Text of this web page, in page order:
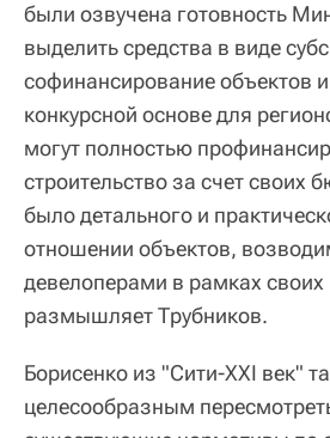
были озвучена готовность
выделить средства в виде
софинансирование объектов
конкурсной основе для
могут полностью
строительство за счет своих
было детального и
отношении объектов,
девелоперами в рамках своих
размышляет Трубников.
Борисенко из "Сити-XXI век"
целесообразным